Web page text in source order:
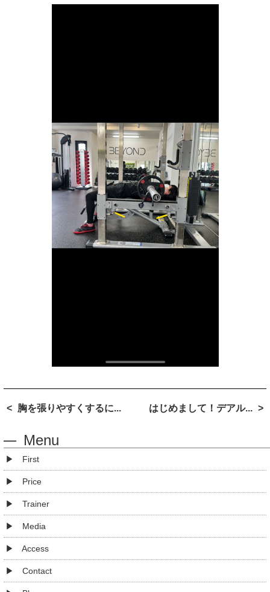
胸を張りやすくするに... はじめまして！デアル...
Menu
First
Price
Trainer
Media
Access
Contact